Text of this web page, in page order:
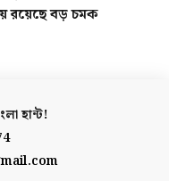
রয়েছে বড় চমক
হান্ট!